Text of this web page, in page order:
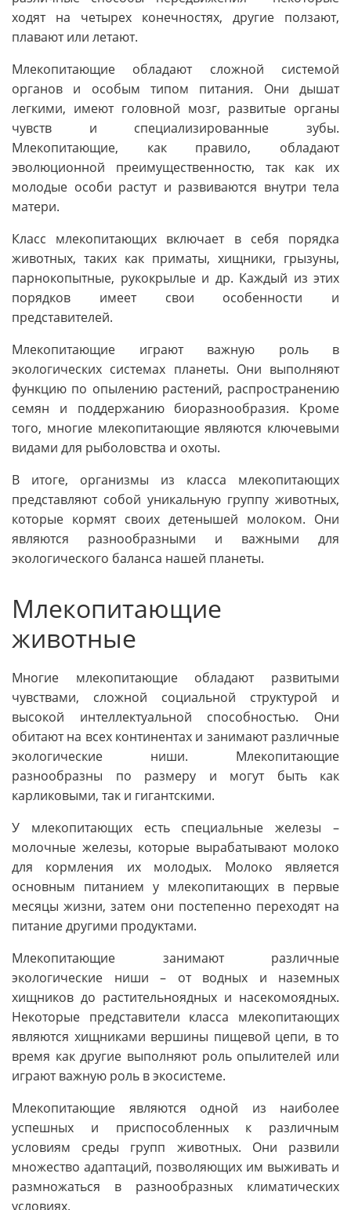
ходят на четырех конечностях, другие ползают,
плавают или летают.
Млекопитающие обладают сложной системой
органов и особым типом питания. Они дышат
легкими, имеют головной мозг, развитые органы
чувств и специализированные зубы.
Млекопитающие, как правило, обладают
эволюционной преимущественностю, так как их
молодые особи растут и развиваются внутри тела
матери.
Класс млекопитающих включает в себя порядка
животных, таких как приматы, хищники, грызуны,
парнокопытные, рукокрылые и др. Каждый из этих
порядков имеет свои особенности и
представителей.
Млекопитающие играют важную роль в
экологических системах планеты. Они выполняют
функцию по опылению растений, распространению
семян и поддержанию биоразнообразия. Кроме
того, многие млекопитающие являются ключевыми
видами для рыболовства и охоты.
В итоге, организмы из класса млекопитающих
представляют собой уникальную группу животных,
которые кормят своих детенышей молоком. Они
являются разнообразными и важными для
экологического баланса нашей планеты.
Млекопитающие
животные
Многие млекопитающие обладают развитыми
чувствами, сложной социальной структурой и
высокой интеллектуальной способностью. Они
обитают на всех континентах и занимают различные
экологические ниши. Млекопитающие
разнообразны по размеру и могут быть как
карликовыми, так и гигантскими.
У млекопитающих есть специальные железы –
молочные железы, которые вырабатывают молоко
для кормления их молодых. Молоко является
основным питанием у млекопитающих в первые
месяцы жизни, затем они постепенно переходят на
питание другими продуктами.
Млекопитающие занимают различные
экологические ниши – от водных и наземных
хищников до растительноядных и насекомоядных.
Некоторые представители класса млекопитающих
являются хищниками вершины пищевой цепи, в то
время как другие выполняют роль опылителей или
играют важную роль в экосистеме.
Млекопитающие являются одной из наиболее
успешных и приспособленных к различным
условиям среды групп животных. Они развили
множество адаптаций, позволяющих им выживать и
размножаться в разнообразных климатических
условиях.